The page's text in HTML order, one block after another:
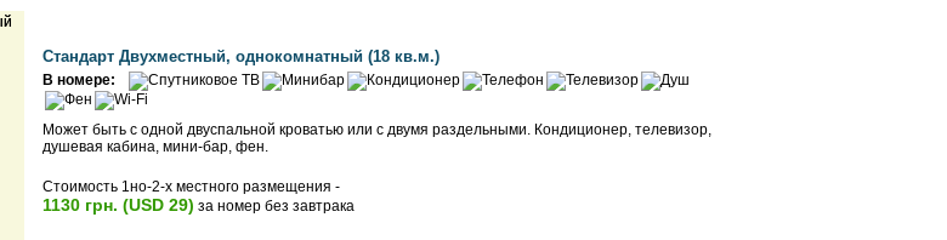
Стандарт Двухместный, однокомнатный (18 кв.м.)
В номере:
Может быть с одной двуспальной кроватью или с двумя раздельными. Кондиционер, телевизор,
душевая кабина, мини-бар, фен.
Стоимость 1но-2-х местного размещения -
1130 грн. (USD 29) за номер без завтрака